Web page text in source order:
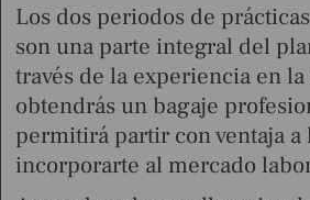
Los dos periodos de
son una parte integral del
través de la experiencia en
obtendrás un bagaje
permitirá partir con ventaja a
incorporarte al mercado